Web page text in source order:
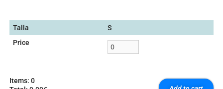
Talla
S
Price
Items: 0